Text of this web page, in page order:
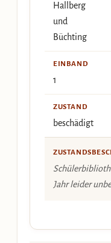
Hallberg
und
Büchting
EINBAND
1
ZUSTAND
beschädigt
Jahr leider